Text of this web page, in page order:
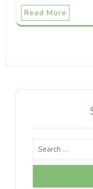
Read More